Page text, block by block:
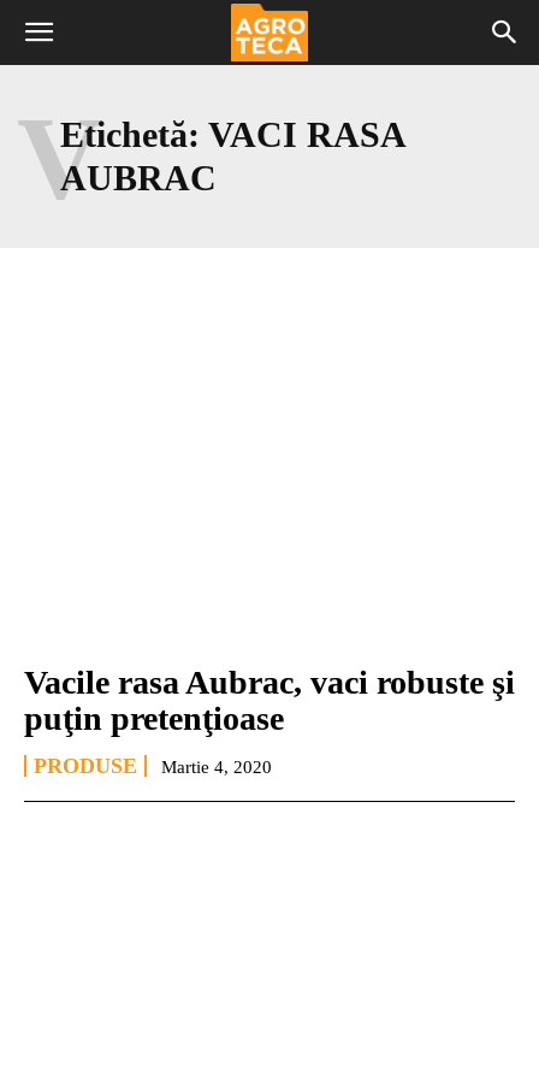
Etichetă: VACI RASA
AUBRAC
V
Vacile rasa Aubrac, vaci robuste şi
puţin pretenţioase
PRODUSE Martie 4, 2020